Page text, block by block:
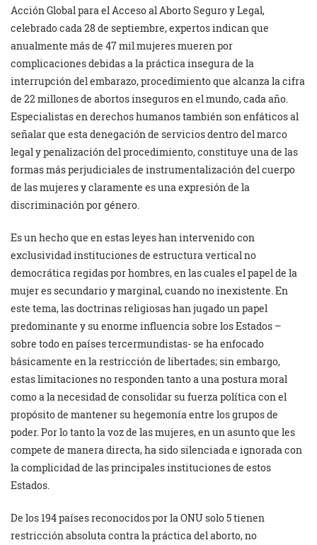
Acción Global para el Acceso al Aborto Seguro y Legal,
celebrado cada 28 de septiembre, expertos indican que
anualmente más de 47 mil mujeres mueren por
complicaciones debidas a la práctica insegura de la
interrupción del embarazo, procedimiento que alcanza la cifra
de 22 millones de abortos inseguros en el mundo, cada año.
Especialistas en derechos humanos también son enfáticos al
señalar que esta denegación de servicios dentro del marco
legal y penalización del procedimiento, constituye una de las
formas más perjudiciales de instrumentalización del cuerpo
de las mujeres y claramente es una expresión de la
discriminación por género.
Es un hecho que en estas leyes han intervenido con
exclusividad instituciones de estructura vertical no
democrática regidas por hombres, en las cuales el papel de la
mujer es secundario y marginal, cuando no inexistente. En
este tema, las doctrinas religiosas han jugado un papel
predominante y su enorme influencia sobre los Estados –
sobre todo en países tercermundistas- se ha enfocado
básicamente en la restricción de libertades; sin embargo,
estas limitaciones no responden tanto a una postura moral
como a la necesidad de consolidar su fuerza política con el
propósito de mantener su hegemonía entre los grupos de
poder. Por lo tanto la voz de las mujeres, en un asunto que les
compete de manera directa, ha sido silenciada e ignorada con
la complicidad de las principales instituciones de estos
Estados.
De los 194 países reconocidos por la ONU solo 5 tienen
restricción absoluta contra la práctica del aborto, no